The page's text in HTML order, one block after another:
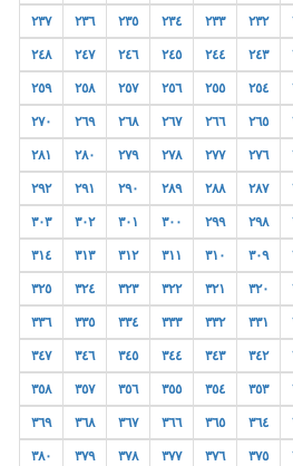
٢٣٢ ٢٣٣ ٢٣٤ ٢٣٥ ٢٣٦ ٢٣٧
٢٤٣ ٢٤٤ ٢٤٥ ٢٤٦ ٢٤٧ ٢٤٨
٢٥٤ ٢٥٥ ٢٥٦ ٢٥٧ ٢٥٨ ٢٥٩
٢٦٥ ٢٦٦ ٢٦٧ ٢٦٨ ٢٦٩ ٢٧٠
٢٧٦ ٢٧٧ ٢٧٨ ٢٧٩ ٢٨٠ ٢٨١
٢٨٧ ٢٨٨ ٢٨٩ ٢٩٠ ٢٩١ ٢٩٢
٢٩٨ ٢٩٩ ٣٠٠ ٣٠١ ٣٠٢ ٣٠٣
٣٠٩ ٣١٠ ٣١١ ٣١٢ ٣١٣ ٣١٤
٣٢٠ ٣٢١ ٣٢٢ ٣٢٣ ٣٢٤ ٣٢٥
٣٣١ ٣٣٢ ٣٣٣ ٣٣٤ ٣٣٥ ٣٣٦
٣٤٢ ٣٤٣ ٣٤٤ ٣٤٥ ٣٤٦ ٣٤٧
٣٥٣ ٣٥٤ ٣٥٥ ٣٥٦ ٣٥٧ ٣٥٨
٣٦٤ ٣٦٥ ٣٦٦ ٣٦٧ ٣٦٨ ٣٦٩
٣٧٥ ٣٧٦ ٣٧٧ ٣٧٨ ٣٧٩ ٣٨٠